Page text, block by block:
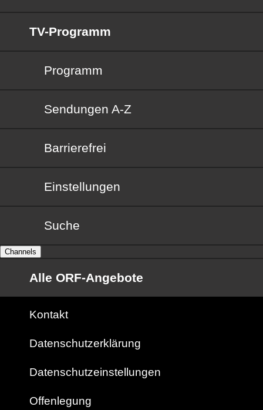
TV-Programm
Programm
Sendungen von A bis Z
Sendungen A-Z
Barrierefrei
Barrierefrei
Einstellungen
Suche
Channels
Alle ORF-Angebote
Kontakt
Datenschutzerklärung
Datenschutzeinstellungen
Offenlegung